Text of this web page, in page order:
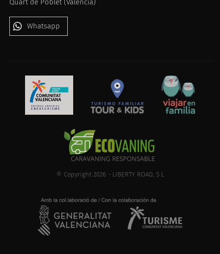
Quart de Poblet (Valencia)
Whatsapp
© Copyright 2026 - LIBERTY ROAD, S.L